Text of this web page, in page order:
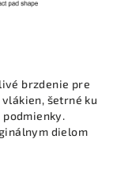
brzdenie pre
šetrné ku
dielom